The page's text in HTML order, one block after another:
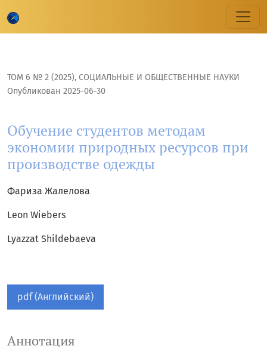
ТОМ 6 № 2 (2025), CОЦИАЛЬНЫЕ И ОБЩЕСТВЕННЫЕ НАУКИ
Обучение студентов методам
экономии природных ресурсов при
производстве одежды
Опубликован 2025-06-30
Фариза Жалелова
Leon Wiebers
Lyazzat Shildebaeva
pdf (Английский)
Аннотация